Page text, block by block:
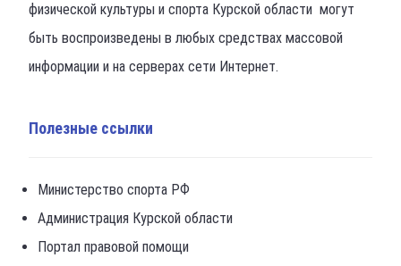
физической культуры и спорта Курской области могут
быть воспроизведены в любых средствах массовой
информации и на серверах сети Интернет.
Полезные ссылки
Министерство спорта РФ
Администрация Курской области
Портал правовой помощи